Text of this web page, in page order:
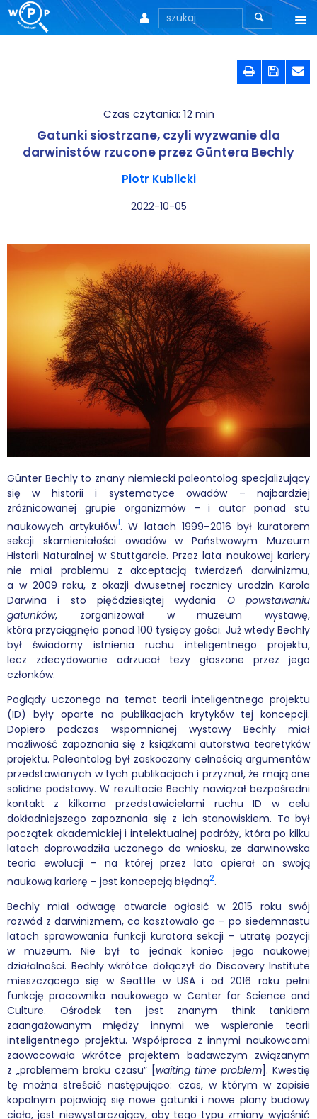

Motto
Aktualności
Teksty
Wprowadzenie
Artykuły
Krytyka teorii ID
Wywiady
Wybór tekstów
Dla autorów
Darmowy ebook
FAQ
Spis tekstów
Filmy
Konferencje, webinaria i debaty
Wywiady i wykłady
Podcasty
Filmy
O książkach
FAQ
Kontakt
 
  
Gatunki siostrzane, czyli wyzwanie dla
darwinistów rzucone przez Güntera Bechly
Czas czytania: 12min
Piotr Kublicki
2022-10-05
Günter Bechly to znany niemiecki paleontolog specjalizujący
się w historii i systematyce owadów – najbardziej
zróżnicowanej grupie organizmów – i autor ponad stu
naukowych artykułów1. W latach 1999–2016 był kuratorem
sekcji skamieniałości owadów w Państwowym Muzeum
Historii Naturalnej w Stuttgarcie. Przez lata naukowej kariery
nie miał problemu z akceptacją twierdzeń darwinizmu,
a w 2009 roku, z okazji dwusetnej rocznicy urodzin Karola
Darwina i sto pięćdziesiątej wydania O powstawaniu
gatunków, zorganizował w muzeum wystawę,
która przyciągnęła ponad 100 tysięcy gości. Już wtedy Bechly
był świadomy istnienia ruchu inteligentnego projektu,
lecz zdecydowanie odrzucał tezy głoszone przez jego
członków.
Poglądy uczonego na temat teorii inteligentnego projektu
(ID) były oparte na publikacjach krytyków tej koncepcji.
Dopiero podczas wspomnianej wystawy Bechly miał
możliwość zapoznania się z książkami autorstwa teoretyków
projektu. Paleontolog był zaskoczony celnością argumentów
przedstawianych w tych publikacjach i przyznał, że mają one
solidne podstawy. W rezultacie Bechly nawiązał bezpośredni
kontakt z kilkoma przedstawicielami ruchu ID w celu
dokładniejszego zapoznania się z ich stanowiskiem. To był
początek akademickiej i intelektualnej podróży, która po kilku
latach doprowadziła uczonego do wniosku, że darwinowska
teoria ewolucji – na której przez lata opierał on swoją
naukową karierę – jest koncepcją błędną2.
Bechly miał odwagę otwarcie ogłosić w 2015 roku swój
rozwód z darwinizmem, co kosztowało go – po siedemnastu
latach sprawowania funkcji kuratora sekcji – utratę pozycji
w muzeum. Nie był to jednak koniec jego naukowej
działalności. Bechly wkrótce dołączył do Discovery Institute
mieszczącego się w Seattle w USA i od 2016 roku pełni
funkcję pracownika naukowego w Center for Science and
Culture. Ośrodek ten jest znanym think tankiem
zaangażowanym między innymi we wspieranie teorii
inteligentnego projektu. Współpraca z innymi naukowcami
zaowocowała wkrótce projektem badawczym związanym
z „problemem braku czasu” [waiting time problem]. Kwestię
tę można streścić następująco: czas, w którym w zapisie
kopalnym pojawiają się nowe gatunki i nowe plany budowy
ciała, jest niewystarczający, aby tego typu zmiany wyjaśnić